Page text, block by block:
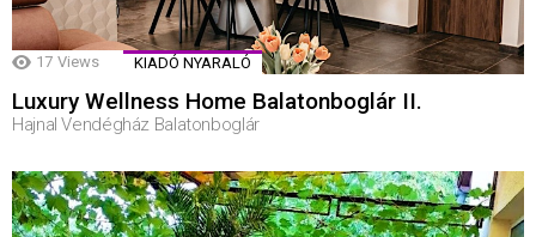
17 Views KIADÓ NYARALÓ
Luxury Wellness Home Balatonboglár II.
Hajnal Vendégház Balatonboglár